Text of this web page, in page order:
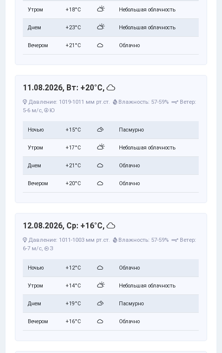
Утром +18°C Небольшая облачность
Днем +23°C Небольшая облачность
Вечером +21°C Облачно
11.08.2026, Вт: +20°C,
Давление: 1019-1011 мм рт.ст. Влажность: 57-59%
Ветер:
5-6 м/с, Ю
Ночью +15°C Пасмурно
Утром +17°C Небольшая облачность
Днем +21°C Облачно
Вечером +20°C Облачно
12.08.2026, Ср: +16°C,
Давление: 1011-1003 мм рт.ст. Влажность: 57-59%
Ветер:
6-7 м/с, З
Ночью +12°C Облачно
Утром +14°C Небольшая облачность
Днем +19°C Пасмурно
Вечером +16°C Облачно